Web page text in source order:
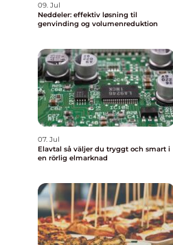
09. Jul
Neddeler: effektiv løsning til
genvinding og volumenreduktion
07. Jul
Elavtal så väljer du tryggt och smart i
en rörlig elmarknad